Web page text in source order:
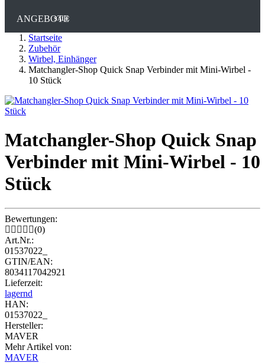
ANGEBOTE
SALE
Startseite
Zubehör
Wirbel, Einhänger
Matchangler-Shop Quick Snap Verbinder mit Mini-Wirbel -
10 Stück
Matchangler-Shop Quick Snap
Verbinder mit Mini-Wirbel - 10
Stück
Bewertungen:
(0)
Art.Nr.:
01537022_
GTIN/EAN:
8034117042921
Lieferzeit:
lagernd
HAN:
01537022_
Hersteller:
MAVER
Mehr Artikel von:
MAVER